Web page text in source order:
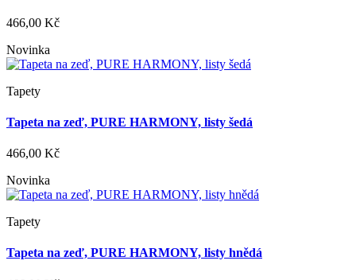
466,00 Kč
Novinka
Tapety
Tapeta na zeď, PURE HARMONY, listy šedá
466,00 Kč
Novinka
Tapety
Tapeta na zeď, PURE HARMONY, listy hnědá